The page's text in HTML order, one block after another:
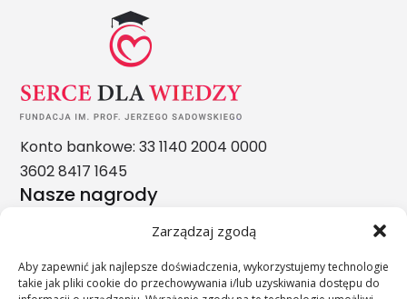
Zarządzaj zgodą
Aby zapewnić jak najlepsze doświadczenia, wykorzystujemy technologie
takie jak pliki cookie do przechowywania i/lub uzyskiwania dostępu do
Konto bankowe: 33 1140 2004 0000
3602 8417 1645
Nasze nagrody